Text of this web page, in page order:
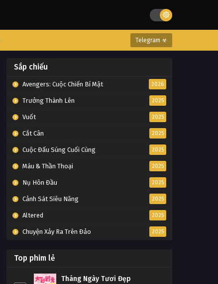
Telegram ☣
Sắp chiếu
Avengers: Cuộc Chiến Bí Mật 2026
Trưởng Thành Lên 2025
Vuốt 2025
Cắt Cân 2025
Cuộc Đấu Súng Cuối Cùng 2025
Máu & Thần Thoại 2025
Nụ Hôn Đầu 2025
Cảnh Sát Siêu Năng 2025
Altered 2025
Chuyện Xảy Ra Trên Đảo 2025
Top phim lẻ
Tháng Ngày Tươi Đẹp